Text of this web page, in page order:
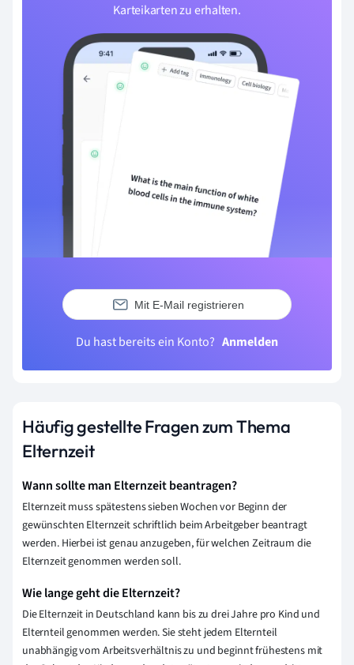
Karteikarten zu erhalten.
Mit E-Mail registrieren
Du hast bereits ein Konto? Anmelden
Häufig gestellte Fragen zum Thema
Elternzeit
Wann sollte man Elternzeit beantragen?
Elternzeit muss spätestens sieben Wochen vor Beginn der
gewünschten Elternzeit schriftlich beim Arbeitgeber beantragt
werden. Hierbei ist genau anzugeben, für welchen Zeitraum die
Elternzeit genommen werden soll.
Wie lange geht die Elternzeit?
Die Elternzeit in Deutschland kann bis zu drei Jahre pro Kind und
Elternteil genommen werden. Sie steht jedem Elternteil
unabhängig vom Arbeitsverhältnis zu und beginnt frühestens mit